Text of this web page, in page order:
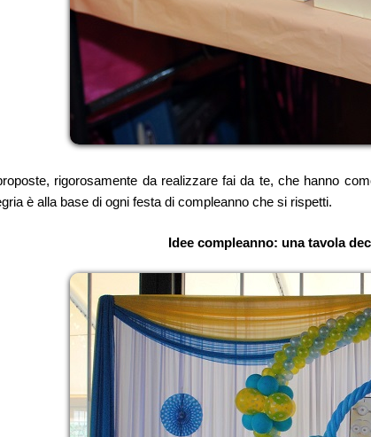
rigorosamente da realizzare fai da te, che hanno
è alla base di ogni festa di compleanno che si rispetti.
Idee compleanno: una tavola